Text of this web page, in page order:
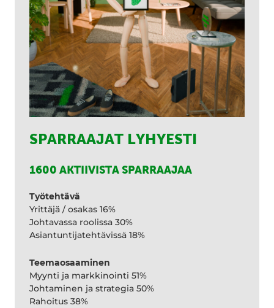
SPARRAAJAT LYHYESTI
1600 AKTIIVISTA SPARRAAJAA
Työtehtävä
Yrittäjä / osakas 16%
Johtavassa roolissa 30%
Asiantuntijatehtävissä 18%
Teemaosaaminen
Myynti ja markkinointi 51%
Johtaminen ja strategia 50%
Rahoitus 38%